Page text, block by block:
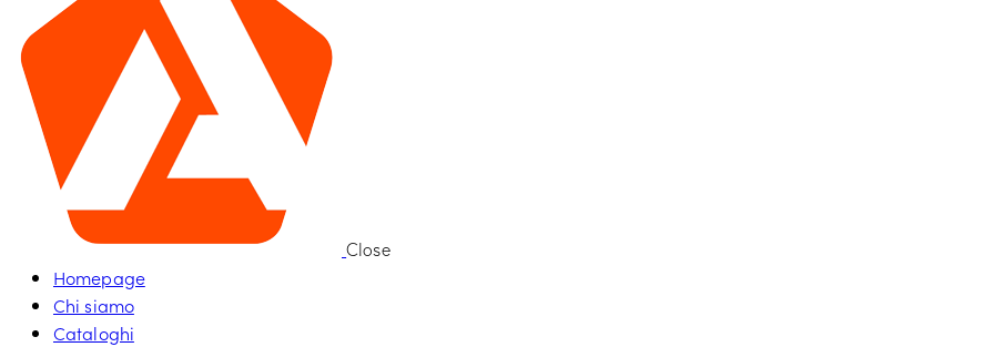
Close
Homepage
Chi siamo
Cataloghi